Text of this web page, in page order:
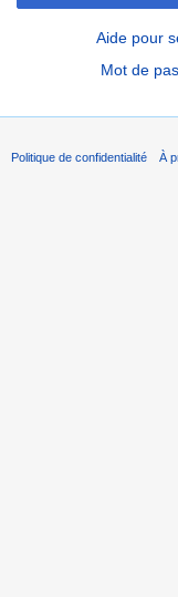
Aide pour
Mot de
Politique de confidentialité À